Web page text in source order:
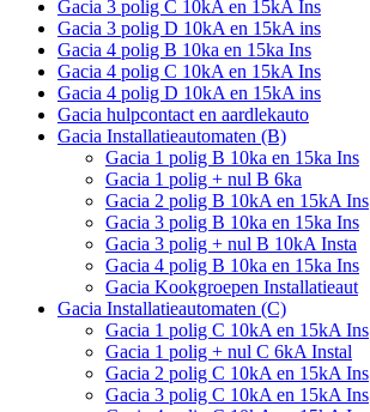
Gacia 3 polig C 10kA en 15kA Ins
Gacia 3 polig D 10kA en 15kA ins
Gacia 4 polig B 10ka en 15ka Ins
Gacia 4 polig C 10kA en 15kA Ins
Gacia 4 polig D 10kA en 15kA ins
Gacia hulpcontact en aardlekauto
Gacia Installatieautomaten (B)
Gacia 1 polig B 10ka en 15ka Ins
Gacia 1 polig + nul B 6ka
Gacia 2 polig B 10kA en 15kA Ins
Gacia 3 polig B 10ka en 15ka Ins
Gacia 3 polig + nul B 10kA Insta
Gacia 4 polig B 10ka en 15ka Ins
Gacia Kookgroepen Installatieaut
Gacia Installatieautomaten (C)
Gacia 1 polig C 10kA en 15kA Ins
Gacia 1 polig + nul C 6kA Instal
Gacia 2 polig C 10kA en 15kA Ins
Gacia 3 polig C 10kA en 15kA Ins